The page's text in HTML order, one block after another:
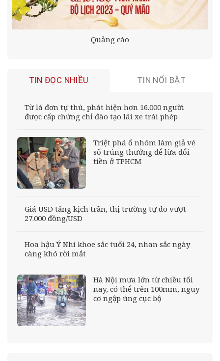
Quảng cáo
TIN ĐỌC NHIỀU TIN NỔI BẬT
Từ lá đơn tự thú, phát hiện hơn 16.000 người
được cấp chứng chỉ đào tạo lái xe trái phép
Triệt phá ổ nhóm làm giả vé
số trúng thưởng để lừa đổi
tiền ở TPHCM
Giá USD tăng kịch trần, thị trường tự do vượt
27.000 đồng/USD
Hoa hậu Ý Nhi khoe sắc tuổi 24, nhan sắc ngày
càng khó rời mắt
Hà Nội mưa lớn từ chiều tối
nay, có thể trên 100mm, nguy
cơ ngập úng cục bộ